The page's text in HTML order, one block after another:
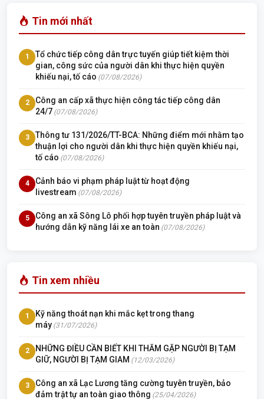
Tin mới nhất
1
Tổ chức tiếp công dân trực tuyến giúp tiết kiệm thời
gian, công sức của người dân khi thực hiện quyền
khiếu nại, tố cáo (07/08/2026)
2
Công an cấp xã thực hiện công tác tiếp công dân
24/7 (07/08/2026)
3
Thông tư 131/2026/TT-BCA: Những điểm mới nhằm tạo
thuận lợi cho người dân khi thực hiện quyền khiếu nại,
tố cáo (07/08/2026)
4
Cảnh báo vi phạm pháp luật từ hoạt động
livestream (07/08/2026)
5
Công an xã Sông Lô phối hợp tuyên truyền pháp luật và
hướng dẫn kỹ năng lái xe an toàn (07/08/2026)
Tin xem nhiều
1
Kỹ năng thoát nạn khi mắc kẹt trong thang
máy (31/07/2026)
2
NHỮNG ĐIỀU CẦN BIẾT KHI THĂM GẶP NGƯỜI BỊ TẠM
GIỮ, NGƯỜI BỊ TẠM GIAM (12/03/2026)
3
Công an xã Lạc Lương tăng cường tuyên truyền, bảo
đảm trật tự an toàn giao thông (25/04/2026)